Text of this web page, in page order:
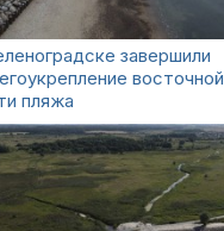
завершили
восточной
пляжа